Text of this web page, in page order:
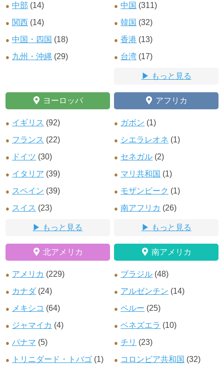
中部 (14)
関西 (14)
中国・四国 (18)
九州・沖縄 (29)
中国 (311)
韓国 (32)
香港 (13)
台湾 (17)
もっと見る
ヨーロッパ
イギリス (92)
フランス (22)
ドイツ (30)
イタリア (39)
スペイン (39)
スイス (23)
もっと見る
アフリカ
ガボン (1)
シエラレオネ (1)
セネガル (2)
マリ共和国 (1)
モザンビーク (1)
南アフリカ (26)
もっと見る
北アメリカ
アメリカ (229)
カナダ(24)
メキシコ (64)
ジャマイカ (4)
パナマ (5)
トリニダード・トバゴ (1)
南アメリカ
ブラジル (48)
アルゼンチン (14)
ペルー (25)
ベネズエラ (10)
チリ (23)
コロンビア共和国 (32)